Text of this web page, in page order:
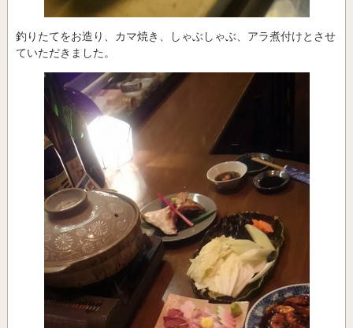
釣りたてをお造り、カマ焼き、しゃぶしゃぶ、アラ煮付けとさせ
ていただきました。